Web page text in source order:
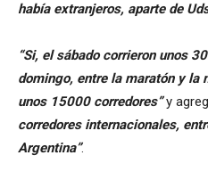
había extranjeros, aparte de
“Si, el sábado corrieron unos
domingo, entre la maratón y la
unos 15000 corredores”y
corredores internacionales,
Argentina”.